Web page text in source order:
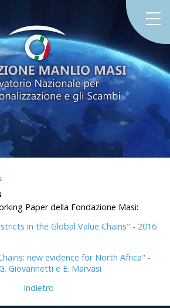
Paper della Fondazione Masi:
in the Global Value Chains" - 2016
new evidence for North Africa" -
Giovannetti e E. Marvasi
Indietro